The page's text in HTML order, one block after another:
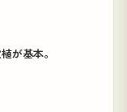
が基本。